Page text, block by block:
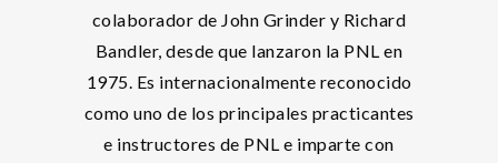
colaborador de John Grinder y Richard
Bandler, desde que lanzaron la PNL en
1975. Es internacionalmente reconocido
como uno de los principales practicantes
e instructores de PNL e imparte con